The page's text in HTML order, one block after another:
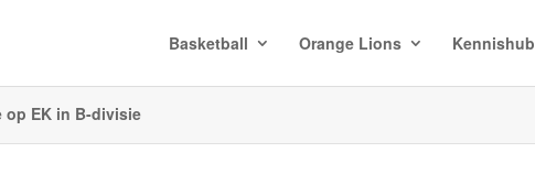
Basketball Orange Lions Kennishub
op EK in B-divisie